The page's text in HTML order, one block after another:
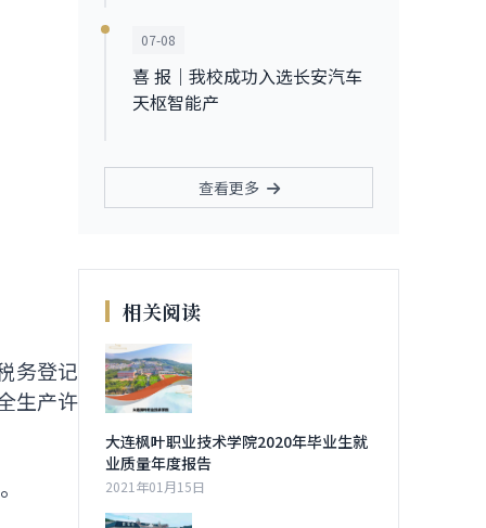
务登记
生产许
07-08
喜 报｜我校成功入选长安汽车
天枢智能产
查看更多
相关阅读
大连枫叶职业技术学院2020年毕业生就
业质量年度报告
2021年01月15日